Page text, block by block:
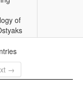
of
→